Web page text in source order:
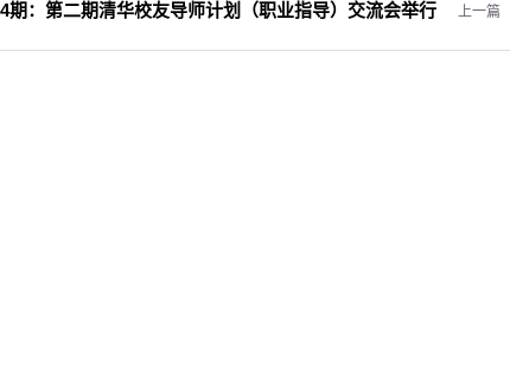
期： 第二期清华校友导师计划（职业指导）交流会举行 上一篇